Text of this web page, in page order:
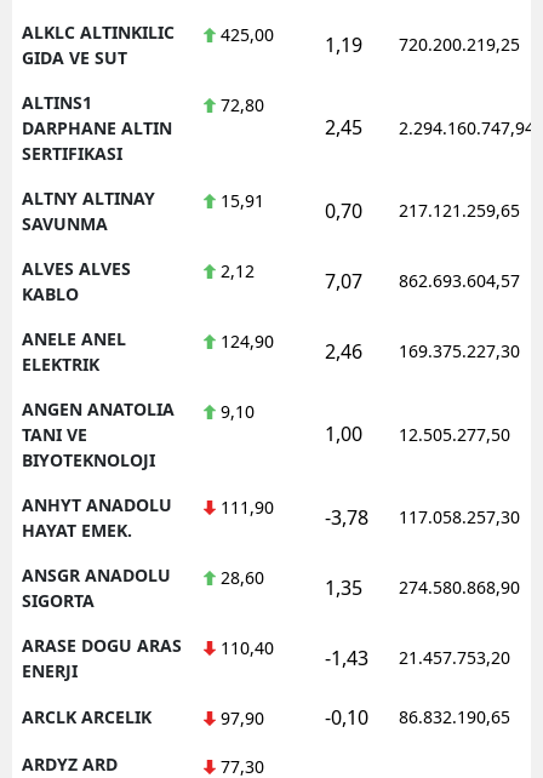
Batman
Bartın
Yalova
Osmaniye
ALKLC ALTINKILIC
GIDA VE SUT
425,00 1,19 720.200.219,25
ALTINS1
DARPHANE ALTIN
SERTIFIKASI
72,80
2,45 2.294.160.747,94
ALTNY ALTINAY
SAVUNMA
15,91 0,70 217.121.259,65
ALVES ALVES
KABLO
2,12 7,07 862.693.604,57
ANELE ANEL
ELEKTRIK
124,90 2,46 169.375.227,30
ANGEN ANATOLIA
TANI VE
BIYOTEKNOLOJI
9,10
1,00 12.505.277,50
ANHYT ANADOLU
HAYAT EMEK.
111,90 -3,78 117.058.257,30
ANSGR ANADOLU
SIGORTA
28,60 1,35 274.580.868,90
ARASE DOGU ARAS
ENERJI
110,40 -1,43 21.457.753,20
ARCLK ARCELIK 97,90 -0,10 86.832.190,65
ARDYZ ARD
77,30